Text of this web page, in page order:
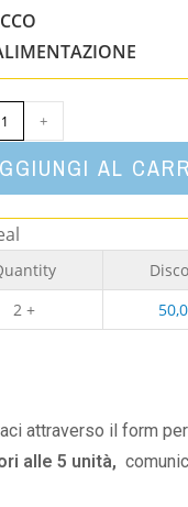
+
AL
2 +
attraverso il form
alle 5 unità,